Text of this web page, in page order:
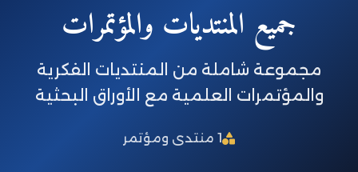
جميع المنتديات والمؤتمرات
مجموعة شاملة من المنتديات الفكرية
والمؤتمرات العلمية مع الأوراق البحثية
1 منتدى ومؤتمر